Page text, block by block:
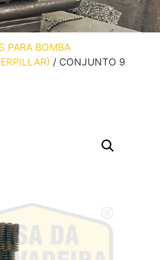
PARA BOMBA
/ CONJUNTO 9